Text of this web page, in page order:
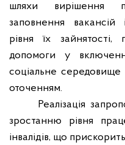
шляхи вирішення
заповнення вакансій
рівня їх
допомоги у
соціальне середовище
оточенням.
Реалізація
зростанню рівня
інвалідів, що